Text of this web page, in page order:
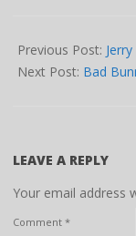
05-
15
Previous Post:
Next Post: Bad
LEAVE A REPLY
Your email address
Comment *